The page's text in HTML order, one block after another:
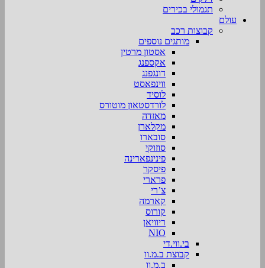
תגמולי בכירים
עולם
קבוצות רכב
מותגים נוספים
אסטון מרטין
אקספנג
דונגפנג
ווינפאסט
לוסיד
לורדסטאון מוטורס
מאזדה
מקלארן
סובארו
סוזוקי
פינינפארינה
פיסקר
פרארי
צ’רי
קארמה
קורוס
ריוויאן
NIO
בי.ווי.די
קבוצת ב.מ.וו
ב.מ.וו